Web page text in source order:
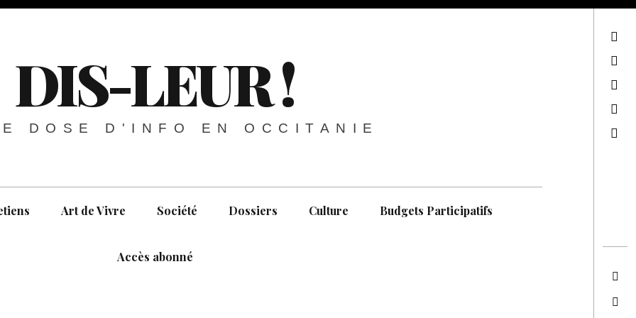
DIS-LEUR !
DOSE D'INFO EN OCCITANIE
Art de Vivre Société Dossiers Culture Budgets Participatifs
Accès abonné